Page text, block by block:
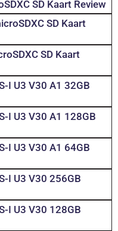
SD Kaart Review
SD Kaart
SD Kaart
I U3 V30 A1 32GB
I U3 V30 A1 128GB
I U3 V30 A1 64GB
I U3 V30 256GB
I U3 V30 128GB